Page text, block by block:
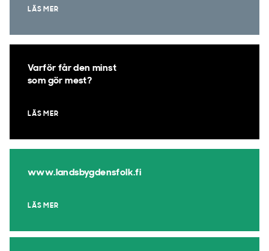
LÄS MER
Varför får den minst
som gör mest?
LÄS MER
www.landsbygdensfolk.fi
LÄS MER